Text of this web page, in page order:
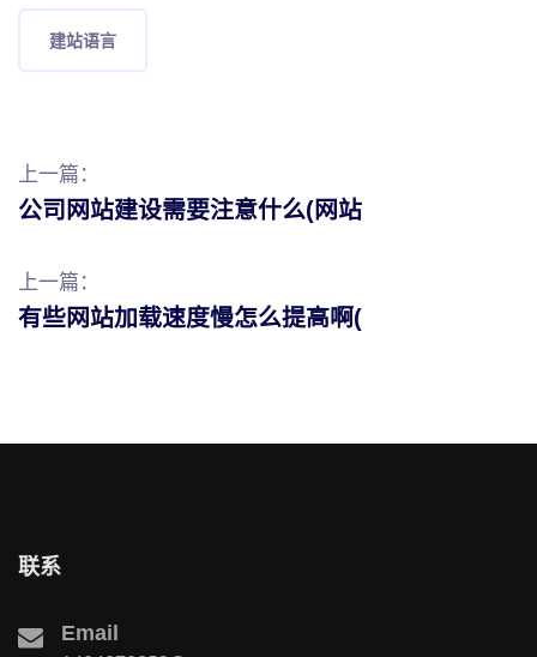
建站语言
上一篇：
公司网站建设需要注意什么(网站
上一篇：
有些网站加载速度慢怎么提高啊(
联系
Email